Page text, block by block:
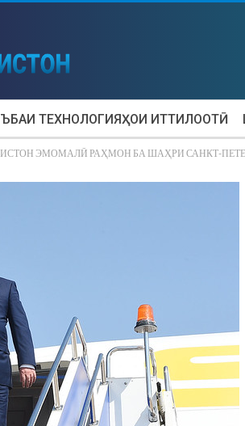
ТЕХНОЛОГИЯҲОИ ИТТИЛООТӢ
ЭМОМАЛӢ РАҲМОН БА ШАҲРИ САНКТ-